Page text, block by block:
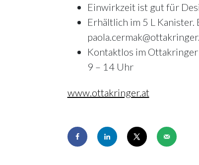
Einwirkzeit ist gut für
Erhältlich im 5 L Kanister.
Kontaktlos im Ottakringer
9 – 14 Uhr
www.ottakringer.at